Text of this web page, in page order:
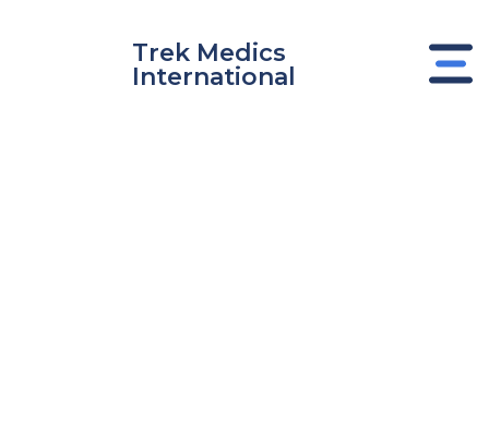
Trek Medics
International